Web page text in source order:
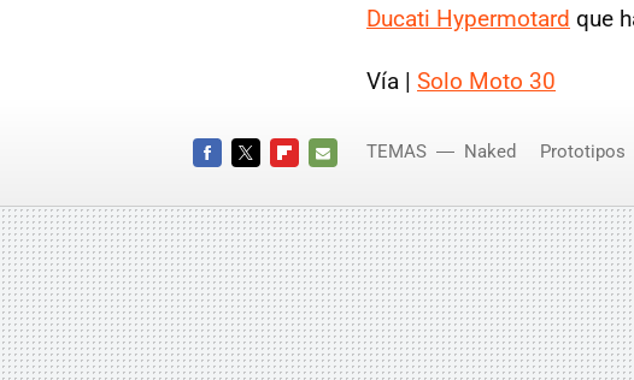
Ducati Hypermotard que
Vía | Solo Moto 30
MAIL
TEMAS Naked Prototipos